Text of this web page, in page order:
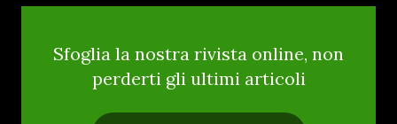
Sfoglia la nostra rivista online, non
perderti gli ultimi articoli